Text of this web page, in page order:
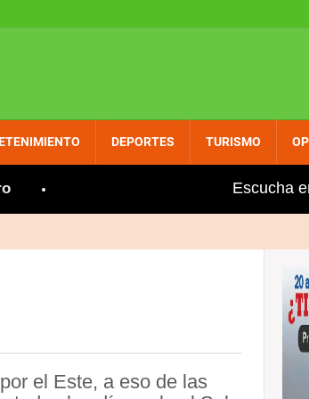
DEPORTES TURISMO
Gobierno aumenta entre dos y tres
Escucha
el Este, a eso de las